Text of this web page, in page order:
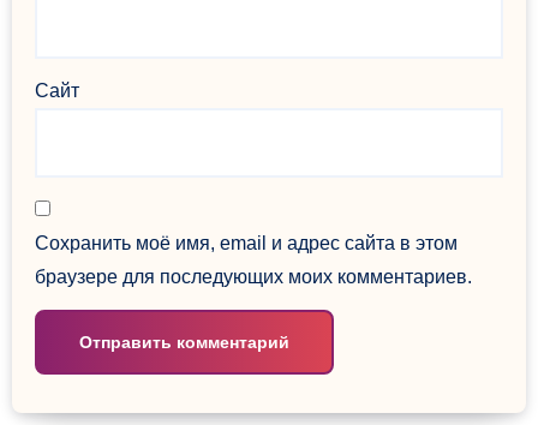
Сайт
Сохранить моё имя, email и адрес сайта в этом
браузере для последующих моих комментариев.